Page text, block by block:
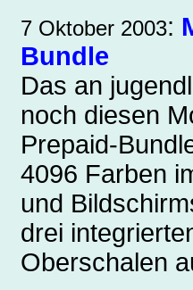
7 Oktober 2003:
Bundle
Das an
noch diesen
Prepaid-
4096 Farben
und
drei
Oberschalen